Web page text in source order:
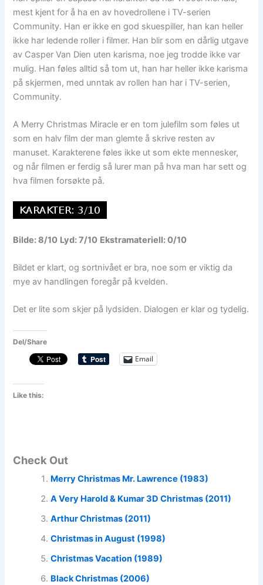
mest kjent for å ha en av hovedrollene i TV-serien
Community. Han er ikke en god skuespiller, han kan heller
ikke har ledende roller i filmer. Han blir som en dårlig utgave
av Casper Van Dien uten karisma, noe jeg trodde ikke var
mulig. Han føles alltid så tom ut, han har heller ikke karisma
på skjermen, med unntak av rollen han har i TV-serien,
Community.
A Merry Christmas Miracle er en tom julefilm som føles ut
som en halv film der man glemte å skrive resten av
manuset. Karakterene føles ikke ut som ekte mennesker,
og når filmen er ferdig så lurer man på hva man har sett og
hva filmen forsøkte på.
Bilde: 8/10 Lyd: 7/10 Ekstramateriell: 0/10
Bildet er klart, og sortnivået er bra, noe som er viktig da
mye av handlingen foregår på kvelden.
Det er lite som skjer på lydsiden. Dialogen er klar og tydelig.
Del/Share
Email
Like this:
Check Out
Merry Christmas Mr. Lawrence (1983)
A Very Harold & Kumar 3D Christmas (2011)
Arthur Christmas (2011)
Christmas in August (1998)
Christmas Vacation (1989)
Black Christmas (2006)